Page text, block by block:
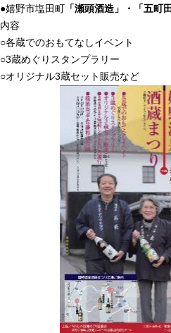
●嬉野市塩田町
「瀬頭酒造」・「五町
内容
○各蔵でのおもてなしイベント
○3蔵めぐりスタンプラリー
○オリジナル3蔵セット販売など